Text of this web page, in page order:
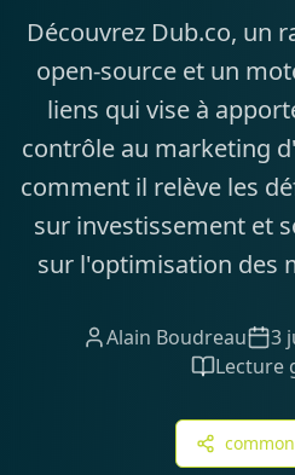
Découvrez Dub.co, un
open-source et un
liens qui vise à
contrôle au marketing
comment il relève les
sur investissement et
sur l'optimisation des
Alain Boudreau 3
Lecture